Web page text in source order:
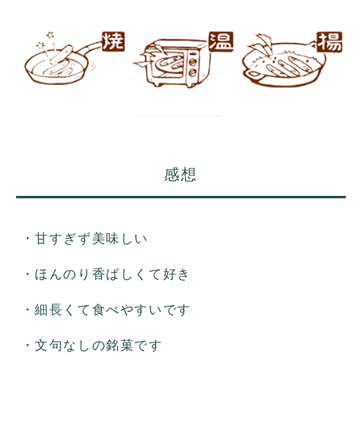
感想
・甘すぎず美味しい
・ほんのり香ばしくて好き
・細長くて食べやすいです
・文句なしの銘菓です